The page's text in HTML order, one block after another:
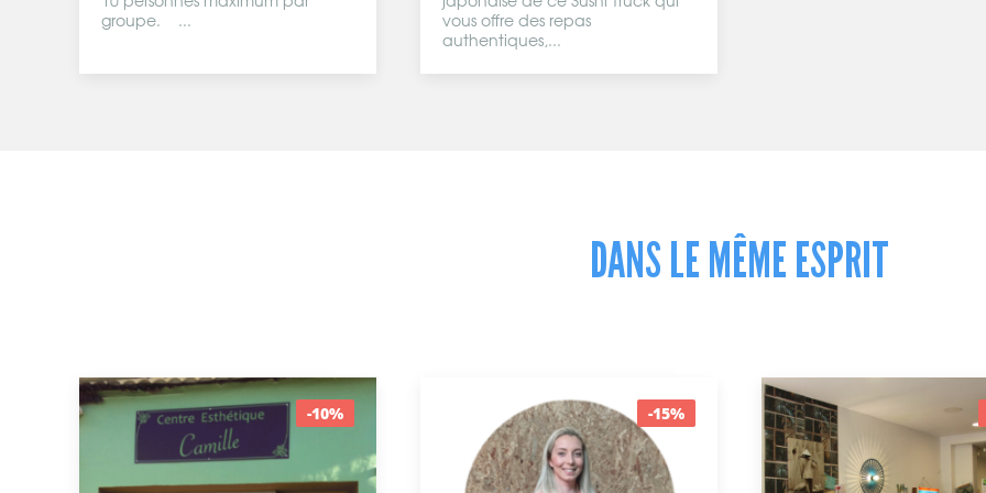
groupe. ...
vous offre des repas
authentiques,...
DANS LE MÊME ESPRIT
-10% -20%